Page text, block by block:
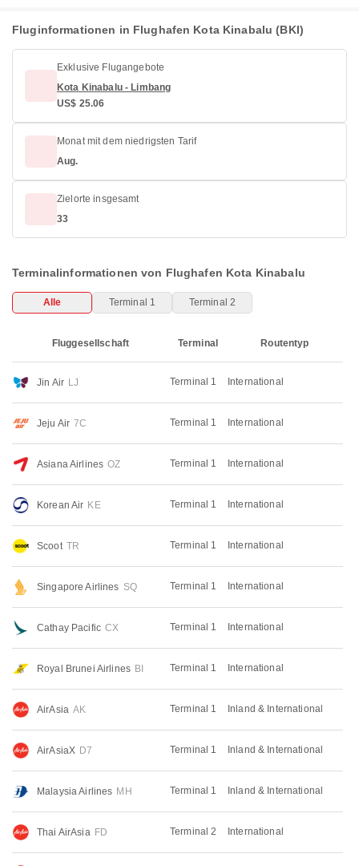
Fluginformationen in Flughafen Kota Kinabalu (BKI)
Exklusive Flugangebote
Kota Kinabalu - Limbang
US$ 25.06
Monat mit dem niedrigsten Tarif
Aug.
Zielorte insgesamt
33
Terminalinformationen von Flughafen Kota Kinabalu
Alle Terminal 1 Terminal 2
Fluggesellschaft Terminal Routentyp
Jin Air LJ Terminal 1 International
Jeju Air 7C Terminal 1 International
Asiana Airlines OZ Terminal 1 International
Korean Air KE Terminal 1 International
Scoot TR Terminal 1 International
Singapore Airlines SQ Terminal 1 International
Cathay Pacific CX Terminal 1 International
Royal Brunei Airlines BI Terminal 1 International
AirAsia AK Terminal 1 Inland & International
AirAsiaX D7 Terminal 1 Inland & International
Malaysia Airlines MH Terminal 1 Inland & International
Thai AirAsia FD Terminal 2 International